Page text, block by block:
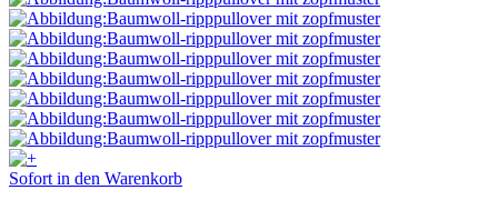
Sofort in den Warenkorb